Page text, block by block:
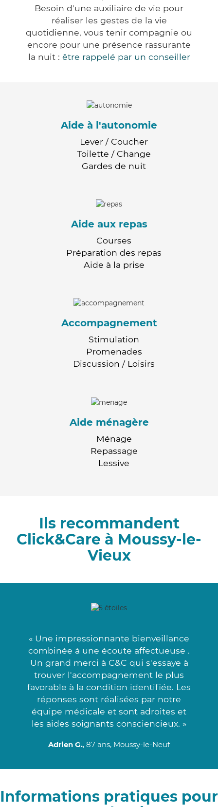
Besoin d'une auxiliaire de vie pour
réaliser les gestes de la vie
quotidienne, vous tenir compagnie ou
encore pour une présence rassurante
la nuit : être rappelé par un conseiller
Aide à l'autonomie
Lever / Coucher
Toilette / Change
Gardes de nuit
Aide aux repas
Courses
Préparation des repas
Aide à la prise
Accompagnement
Stimulation
Promenades
Discussion / Loisirs
Aide ménagère
Ménage
Repassage
Lessive
Ils recommandent
Click&Care à Moussy-le-
Vieux
« Une impressionnante bienveillance
combinée à une écoute affectueuse .
Un grand merci à C&C qui s'essaye à
trouver l'accompagnement le plus
favorable à la condition identifiée. Les
réponses sont réalisées par notre
équipe médicale et sont adroites et
les aides soignants consciencieux. »
Adrien G., 87 ans, Moussy-le-Neuf
Informations pratiques pour